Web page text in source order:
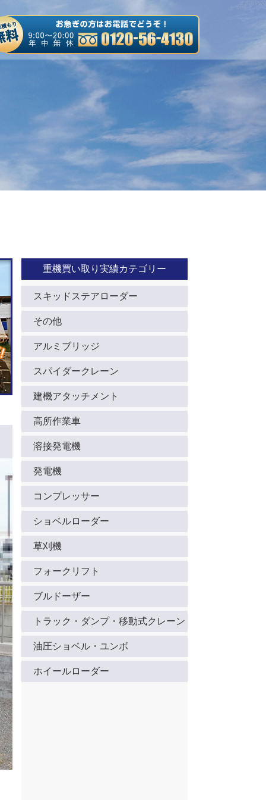
重機買い取り実績カテゴリー
スキッドステアローダー
その他
アルミブリッジ
スパイダークレーン
建機アタッチメント
高所作業車
溶接発電機
発電機
コンプレッサー
ショベルローダー
草刈機
フォークリフト
ブルドーザー
トラック・ダンプ・移動式クレーン
油圧ショベル・ユンボ
ホイールローダー